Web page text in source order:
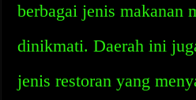
berbagai jenis makanan
dinikmati. Daerah ini
jenis restoran yang